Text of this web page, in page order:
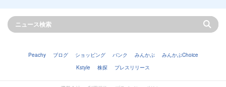
Peachy ブログ ショッピング バンク みんかぶ
みんかぶChoice
Kstyle
株探 プレスリリース